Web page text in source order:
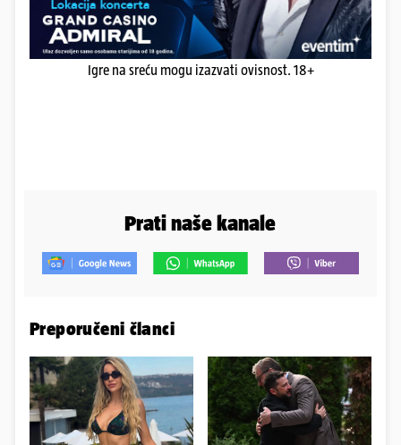
Igre na sreću mogu izazvati ovisnost. 18+
Prati naše kanale
Preporučeni članci